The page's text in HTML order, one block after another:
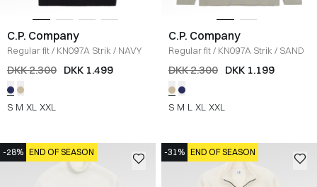
C.P. Company
Regular fit/ KN097A Strik / NAVY
DKK 2.300 DKK 1.499
S M XL XXL
C.P. Company
Regular fit/ KN097A Strik / SAND
DKK 2.300 DKK 1.199
S M L XL XXL
-28% END OF SEASON -31% END OF SEASON